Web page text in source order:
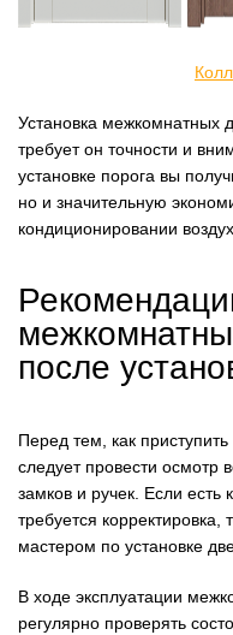
Установка межкомнатных
требует он точности и
установке порога вы
но и значительную
кондиционировании
после
Перед тем, как
следует провести осмотр
замков и ручек. Если есть
требуется корректировка,
мастером по установке
В ходе эксплуатации
регулярно проверять